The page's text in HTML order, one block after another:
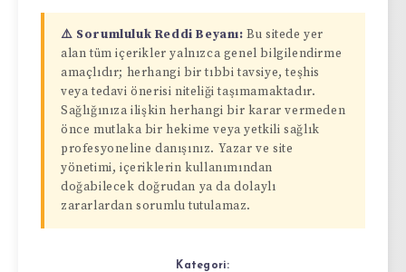
⚠️ Sorumluluk Reddi Beyanı: Bu sitede yer
alan tüm içerikler yalnızca genel bilgilendirme
amaçlıdır; herhangi bir tıbbi tavsiye, teşhis
veya tedavi önerisi niteliği taşımamaktadır.
Sağlığınıza ilişkin herhangi bir karar vermeden
önce mutlaka bir hekime veya yetkili sağlık
profesyoneline danışınız. Yazar ve site
yönetimi, içeriklerin kullanımından
doğabilecek doğrudan ya da dolaylı
zararlardan sorumlu tutulamaz.
Kategori: